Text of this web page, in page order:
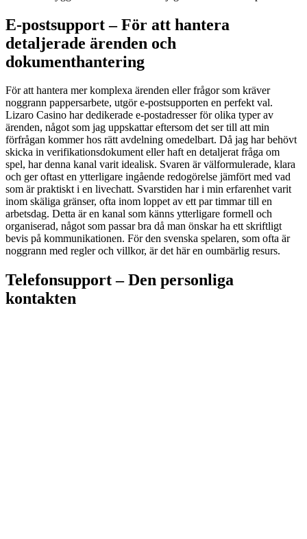
E-postsupport – För att hantera
detaljerade ärenden och
dokumenthantering
För att hantera mer komplexa ärenden eller frågor som kräver
noggrann pappersarbete, utgör e-postsupporten en perfekt val.
Lizaro Casino har dedikerade e-postadresser för olika typer av
ärenden, något som jag uppskattar eftersom det ser till att min
förfrågan kommer hos rätt avdelning omedelbart. Då jag har behövt
skicka in verifikationsdokument eller haft en detaljerat fråga om
spel, har denna kanal varit idealisk. Svaren är välformulerade, klara
och ger oftast en ytterligare ingående redogörelse jämfört med vad
som är praktiskt i en livechatt. Svarstiden har i min erfarenhet varit
inom skäliga gränser, ofta inom loppet av ett par timmar till en
arbetsdag. Detta är en kanal som känns ytterligare formell och
organiserad, något som passar bra då man önskar ha ett skriftligt
bevis på kommunikationen. För den svenska spelaren, som ofta är
noggrann med regler och villkor, är det här en oumbärlig resurs.
Telefonsupport – Den personliga
kontakten